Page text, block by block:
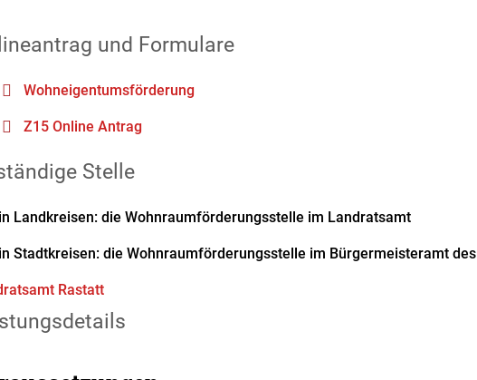
und Formulare
Wohneigentumsförderung
Z15 Online Antrag
Stelle
Landkreisen: die Wohnraumförderungsstelle im Landratsamt
Stadtkreisen: die Wohnraumförderungsstelle im Bürgermeisteramt
Rastatt